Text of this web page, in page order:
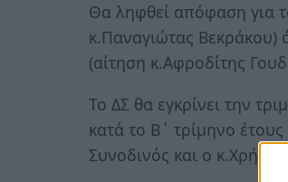
Θα ληφθεί απόφαση για
κ.Παναγιώτας Βεκράκου)
(αίτηση κ.Αφροδίτης
Το ΔΣ θα εγκρίνει την
κατά το Β΄ τρίμηνο
Συνοδινός και ο